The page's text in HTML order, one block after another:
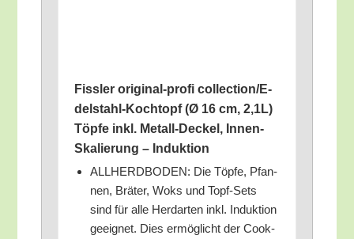
Fiss­ler ori­gi­nal-pro­fi coll­ec­tion­/E­
del­stahl-Koch­topf (Ø 16 cm, 2,1L)
Töp­fe inkl. Metall-Deckel, Innen-
Ska­lie­rung – Induktion
ALLHERDBODEN: Die Töp­fe, Pfan­
nen, Brä­ter, Woks und Topf-Sets
sind für alle Herd­ar­ten inkl. Induk­ti­on
geeig­net. Dies ermög­licht der Cook­